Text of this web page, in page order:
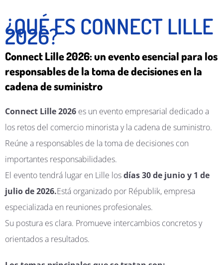
¿QUÉ ES CONNECT LILLE
2026?
Connect Lille 2026: un evento esencial para los
responsables de la toma de decisiones en la
cadena de suministro
Connect Lille 2026 es un evento empresarial dedicado a
los retos del comercio minorista y la cadena de suministro.
Reúne a responsables de la toma de decisiones con
importantes responsabilidades.
El evento tendrá lugar en Lille losdías 30 de junio y 1 de
julio de 2026.Está organizado por Républik, empresa
especializada en reuniones profesionales.
Su postura es clara. Promueve intercambios concretos y
orientados a resultados.